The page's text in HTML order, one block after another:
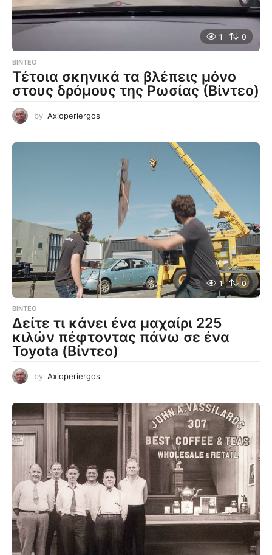
1 0
ΒΊΝΤΕΟ
Τέτοια σκηνικά τα βλέπεις μόνο
στους δρόμους της Ρωσίας (Βίντεο)
by Axioperiergos
1 0
ΒΊΝΤΕΟ
Δείτε τι κάνει ένα μαχαίρι 225
κιλών πέφτοντας πάνω σε ένα
Toyota (Βίντεο)
by Axioperiergos